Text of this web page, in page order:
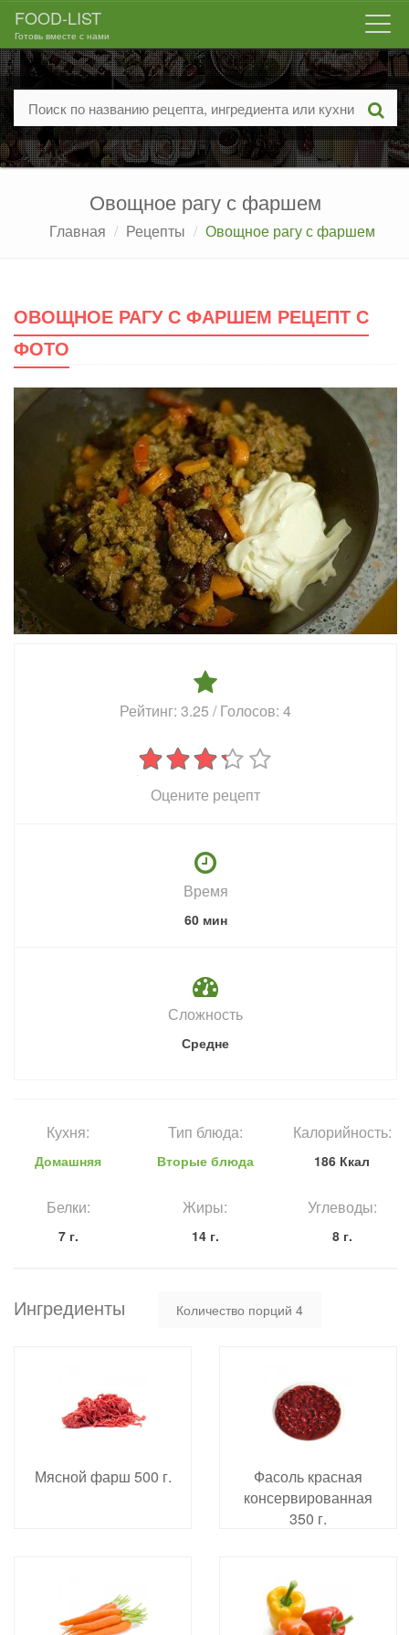
FOOD-LIST
Готовь вместе с нами
Овощное рагу с фаршем
Главная Рецепты Овощное рагу с фаршем
ОВОЩНОЕ РАГУ С ФАРШЕМ РЕЦЕПТ С
ФОТО
Рейтинг: 3.25 / Голосов: 4
Оцените рецепт
Время
60 мин
Сложность
Средне
Кухня:
Домашняя
Тип блюда:
Вторые блюда
Калорийность:
186 Ккал
Белки:
7 г.
Жиры:
14 г.
Углеводы:
8 г.
Ингредиенты Количество порций 4
Мясной фарш 500 г.
Фасоль красная
консервированная
350 г.